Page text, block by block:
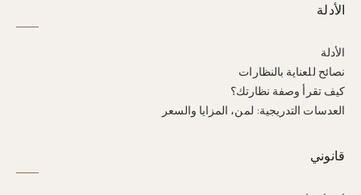
الأدلة
الأدلة
نصائح للعناية بالنظارات
كيف تقرأ وصفة نظارتك؟
العدسات التدريجية: لمن، المزايا والسعر
قانوني